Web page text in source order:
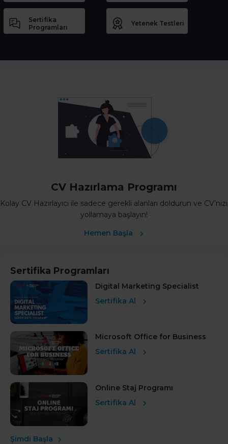
Sertifika
Programları
Yetenek Testleri
CV Hazırlama Programı
Kolay CV Hazırlayıcı ile sadece gerekli alanları doldurun ve CV’nizi
yollamaya başlayın!
Hemen Başla
Sertifika Programları
Digital Marketing Specialist
Sertifika Al
Microsoft Office for Business
Sertifika Al
Online Staj Programı
Sertifika Al
Şimdi Başla